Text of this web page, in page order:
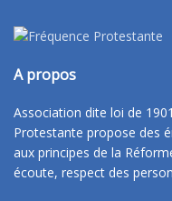
A propos
Association dite loi de
Protestante propose des
aux principes de la
écoute, respect des